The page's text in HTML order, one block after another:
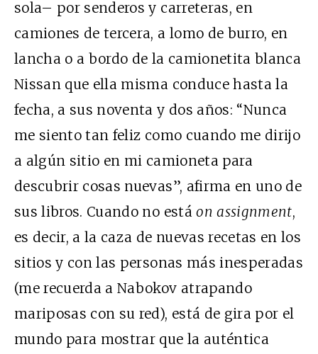
sola– por senderos y carreteras, en
camiones de tercera, a lomo de burro, en
lancha o a bordo de la camionetita blanca
Nissan que ella misma conduce hasta la
fecha, a sus noventa y dos años: “Nunca
me siento tan feliz como cuando me dirijo
a algún sitio en mi camioneta para
descubrir cosas nuevas”, afirma en uno de
sus libros. Cuando no estáon assignment,
es decir, a la caza de nuevas recetas en los
sitios y con las personas más inesperadas
(me recuerda a Nabokov atrapando
mariposas con su red), está de gira por el
mundo para mostrar que la auténtica